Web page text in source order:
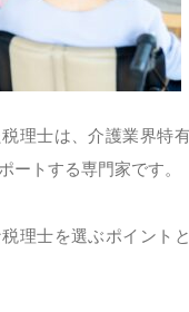
理士は、介護業界特
ートする専門家です。
理士を選ぶポイント